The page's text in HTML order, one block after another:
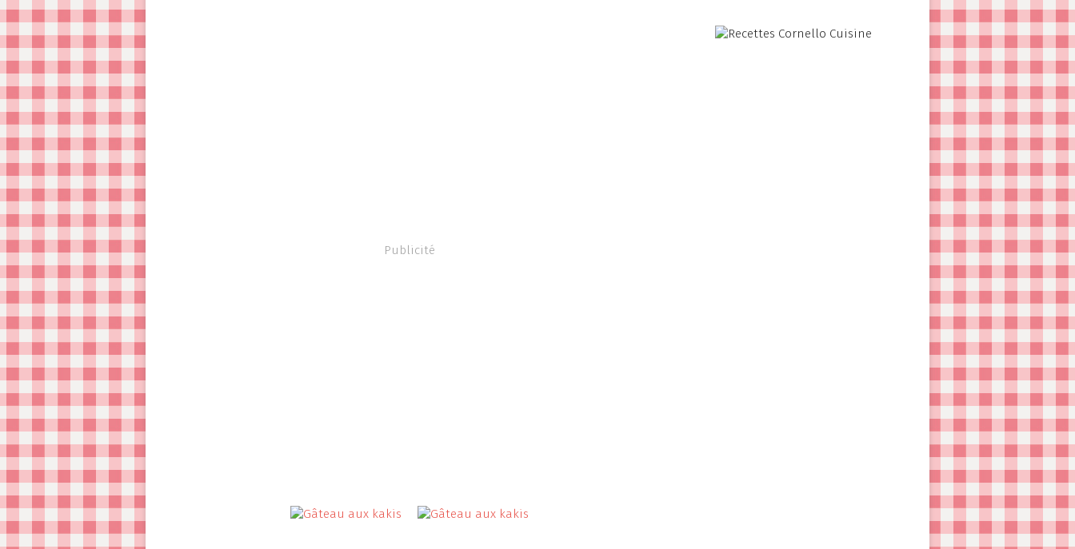
Publicité